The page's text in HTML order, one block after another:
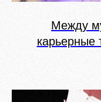
Между
карьерные